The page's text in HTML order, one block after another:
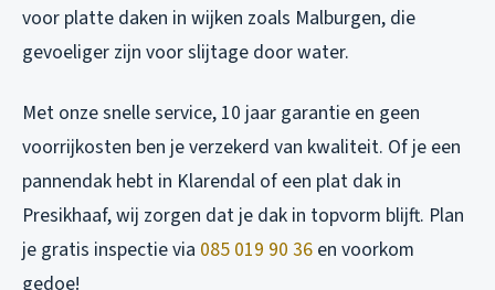
voor platte daken in wijken zoals Malburgen, die
gevoeliger zijn voor slijtage door water.
Met onze snelle service, 10 jaar garantie en geen
voorrijkosten ben je verzekerd van kwaliteit. Of je een
pannendak hebt in Klarendal of een plat dak in
Presikhaaf, wij zorgen dat je dak in topvorm blijft. Plan
je gratis inspectie via 085 019 90 36 en voorkom
gedoe!